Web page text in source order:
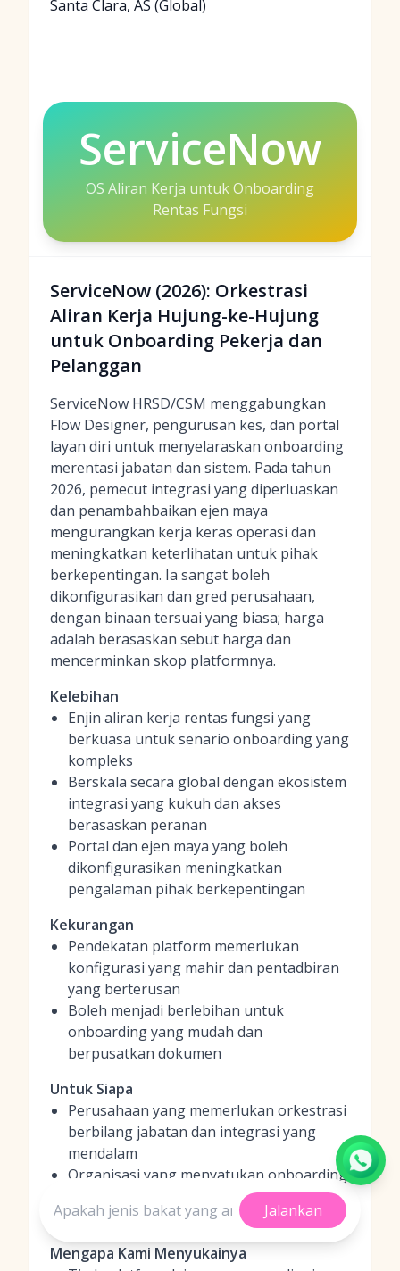
Santa Clara, AS (Global)
ServiceNow
OS Aliran Kerja untuk Onboarding
Rentas Fungsi
ServiceNow (2026): Orkestrasi
Aliran Kerja Hujung-ke-Hujung
untuk Onboarding Pekerja dan
Pelanggan
ServiceNow HRSD/CSM menggabungkan
Flow Designer, pengurusan kes, dan portal
layan diri untuk menyelaraskan onboarding
merentasi jabatan dan sistem. Pada tahun
2026, pemecut integrasi yang diperluaskan
dan penambahbaikan ejen maya
mengurangkan kerja keras operasi dan
meningkatkan keterlihatan untuk pihak
berkepentingan. Ia sangat boleh
dikonfigurasikan dan gred perusahaan,
dengan binaan tersuai yang biasa; harga
adalah berasaskan sebut harga dan
mencerminkan skop platformnya.
Kelebihan
Enjin aliran kerja rentas fungsi yang
berkuasa untuk senario onboarding yang
kompleks
Berskala secara global dengan ekosistem
integrasi yang kukuh dan akses
berasaskan peranan
Portal dan ejen maya yang boleh
dikonfigurasikan meningkatkan
pengalaman pihak berkepentingan
Kekurangan
Pendekatan platform memerlukan
konfigurasi yang mahir dan pentadbiran
yang berterusan
Boleh menjadi berlebihan untuk
onboarding yang mudah dan
berpusatkan dokumen
Untuk Siapa
Perusahaan yang memerlukan orkestrasi
berbilang jabatan dan integrasi yang
mendalam
Organisasi yang menyatukan onboarding
HR, IT, dan pelanggan pada satu lapisan
aliran kerja
Mengapa Kami Menyukainya
Jalankan